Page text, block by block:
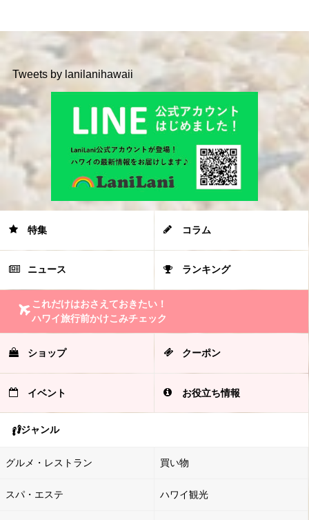
Tweets by lanilanihawaii
特集 コラム
ニュース ランキング
これだけはおさえておきたい！
ハワイ旅行前かけこみチェック
ショップ クーポン
イベント お役立ち情報
ジャンル
グルメ・レストラン 買い物
スパ・エステ ハワイ観光